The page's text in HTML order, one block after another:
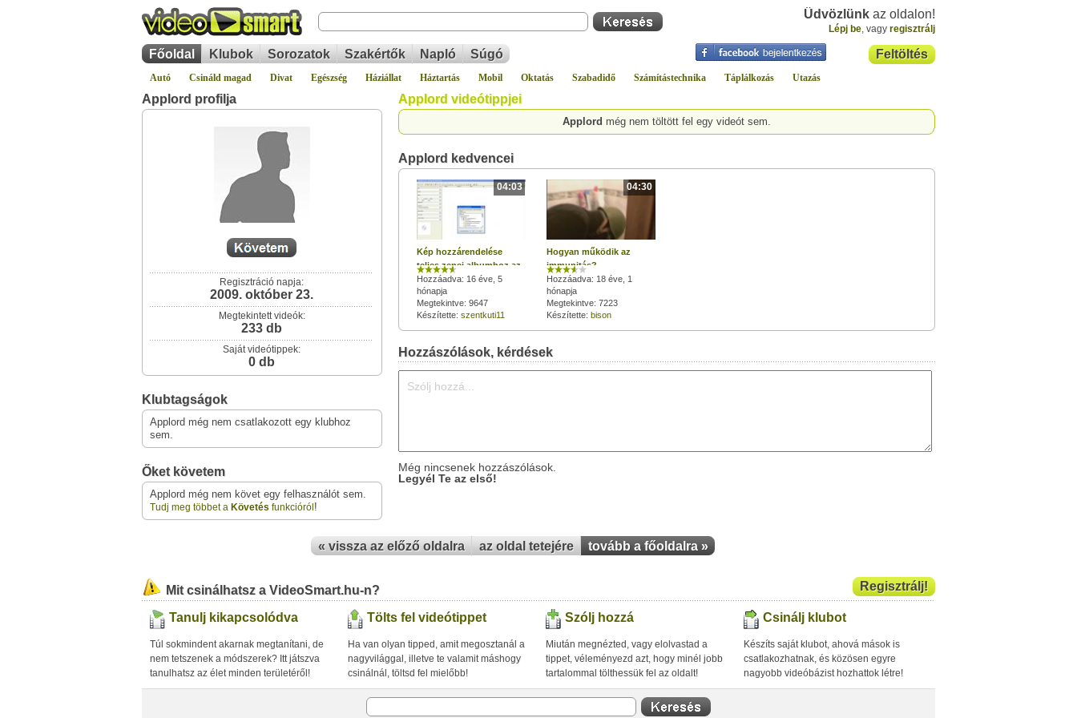
Üdvözlünk az oldalon!
Lépj be, vagy regisztrálj
Feltöltés
Főoldal Klubok Sorozatok Szakértők Napló Súgó
Autó Csináld magad Divat Egészség Háziállat Háztartás Mobil Oktatás Szabadidő Számítástechnika Táplálkozás Utazás
Applord profilja
Regisztráció napja:
2009. október 23.
Megtekintett videók:
233 db
Saját videótippek:
0 db
Klubtagságok
Applord még nem csatlakozott egy klubhoz
sem.
Őket követem
Applord még nem követ egy felhasználót sem.
Tudj meg többet a Követés funkcióról !
Applord videótippjei
Applord még nem töltött fel egy videót sem.
Applord kedvencei
Kép hozzárendelése
teljes zenei albumhoz az
Mp3tag segítségével
04:03
Hozzáadva: 16 éve, 5
hónapja
Megtekintve: 9647
Készítette: szentkuti11
Hogyan működik az
immunitás?
04:30
Hozzáadva: 18 éve, 1
hónapja
Megtekintve: 7223
Készítette: bison
Hozzászólások, kérdések
Még nincsenek hozzászólások.
Legyél Te az első!
« vissza az előző oldalra az oldal tetejére tovább a főoldalra »
Regisztrálj!
Mit csinálhatsz a VideoSmart.hu-n?
Tanulj kikapcsolódva
Túl sokmindent akarnak megtanítani, de
nem tetszenek a módszerek? Itt játszva
tanulhatsz az élet minden területéről!
Tölts fel videótippet
Ha van olyan tipped, amit megosztanál a
nagyvilággal, illetve te valamit máshogy
csinálnál, töltsd fel mielőbb!
Szólj hozzá
Miután megnézted, vagy elolvastad a
tippet, véleményezd azt, hogy minél jobb
tartalommal tölthessük fel az oldalt!
Csinálj klubot
Készíts saját klubot, ahová mások is
csatlakozhatnak, és közösen egyre
nagyobb videóbázist hozhattok létre!